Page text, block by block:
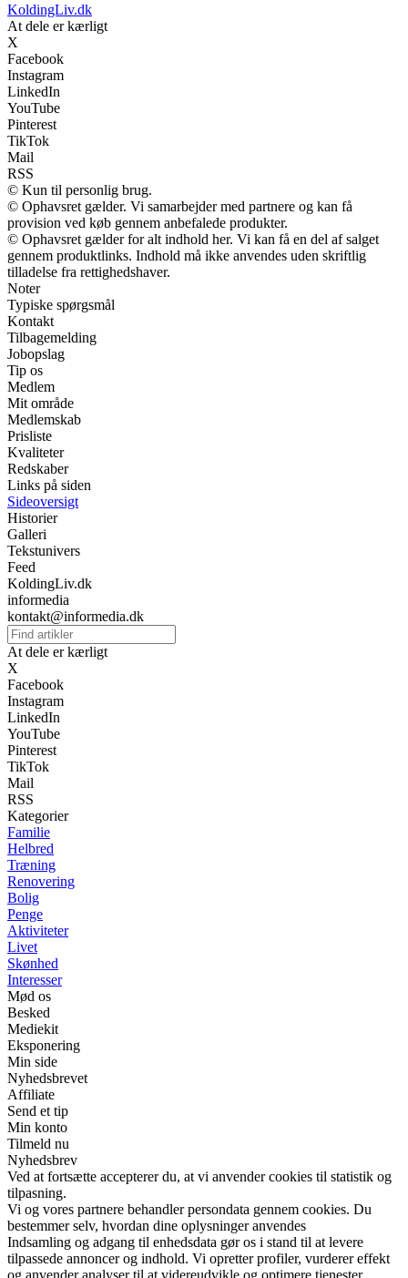
KoldingLiv.dk
At dele er kærligt
X
Facebook
Instagram
LinkedIn
YouTube
Pinterest
TikTok
Mail
RSS
© Kun til personlig brug.
© Ophavsret gælder. Vi samarbejder med partnere og kan få
provision ved køb gennem anbefalede produkter.
© Ophavsret gælder for alt indhold her. Vi kan få en del af salget
gennem produktlinks. Indhold må ikke anvendes uden skriftlig
tilladelse fra rettighedshaver.
Noter
Typiske spørgsmål
Kontakt
Tilbagemelding
Jobopslag
Tip os
Medlem
Mit område
Medlemskab
Prisliste
Kvaliteter
Redskaber
Links på siden
Sideoversigt
Historier
Galleri
Tekstunivers
Feed
KoldingLiv.dk
informedia
kontakt@informedia.dk
At dele er kærligt
X
Facebook
Instagram
LinkedIn
YouTube
Pinterest
TikTok
Mail
RSS
Kategorier
Familie
Helbred
Træning
Renovering
Bolig
Penge
Aktiviteter
Livet
Skønhed
Interesser
Mød os
Besked
Mediekit
Eksponering
Min side
Nyhedsbrevet
Affiliate
Send et tip
Min konto
Tilmeld nu
Nyhedsbrev
Ved at fortsætte accepterer du, at vi anvender cookies til statistik og
tilpasning.
Vi og vores partnere behandler persondata gennem cookies. Du
bestemmer selv, hvordan dine oplysninger anvendes
Indsamling og adgang til enhedsdata gør os i stand til at levere
tilpassede annoncer og indhold. Vi opretter profiler, vurderer effekt
og anvender analyser til at videreudvikle og optimere tjenester